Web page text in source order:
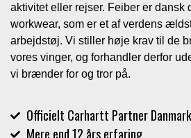
aktivitet eller rejser. Feiber er dansk
workwear, som er et af verdens
arbejdstøj. Vi stiller høje krav til de
vores vinger, og forhandler derfor
vi brænder for og tror på.
Officielt Carhartt Partner Danmark
Mere end 12 års erfaring